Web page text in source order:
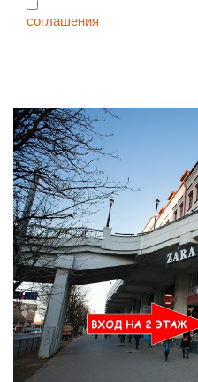
соглашения